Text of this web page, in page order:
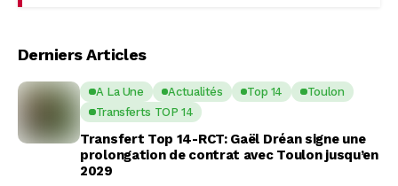
Derniers Articles
A La Une Actualités Top 14
Toulon
Transferts TOP 14
Transfert Top 14-RCT: Gaël Dréan signe une
prolongation de contrat avec Toulon jusqu’en
2029